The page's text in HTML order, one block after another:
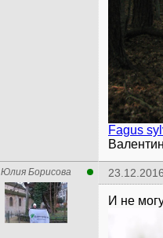
Fagus
Юлия Борисова